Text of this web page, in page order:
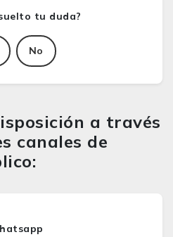
No
a través
canales de